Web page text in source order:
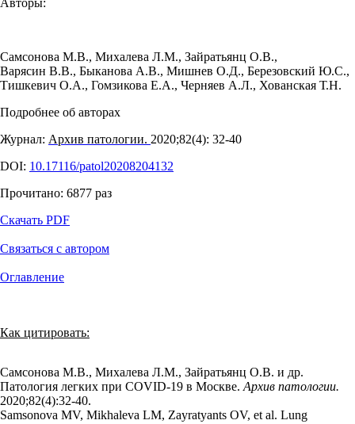
Авторы:
Самсонова М.В., Михалева Л.М., Зайратьянц О.В.,
Варясин В.В., Быканова А.В., Мишнев О.Д., Березовский Ю.С.,
Тишкевич О.А., Гомзикова Е.А., Черняев А.Л., Хованская Т.Н.
Подробнее об авторах
Журнал: Архив патологии. 2020;82(4): 32‑40
DOI: 10.17116/patol20208204132
Прочитано: 6877 раз
Скачать PDF
Связаться с автором
Оглавление
Как цитировать:
Самсонова М.В., Михалева Л.М., Зайратьянц О.В. и др.
Патология легких при COVID-19 в Москве. Архив патологии.
2020;82(4):32‑40.
Samsonova MV, Mikhaleva LM, Zayratyants OV, et al. Lung